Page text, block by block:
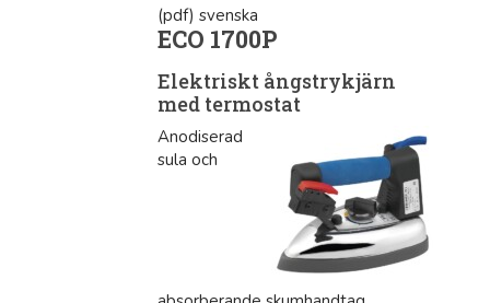
(pdf) svenska
ECO 1700P
Elektriskt ångstrykjärn
med termostat
Anodiserad
sula och